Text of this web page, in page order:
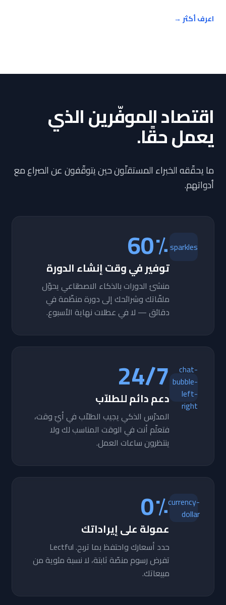
اعرف أكثر →
اقتصاد الموفّرين الذي
يعمل حقًا.
ما يحقّقه الخبراء المستقلّون حين يتوقّفون عن الصراع مع
أدواتهم.
sparkles60٪
توفير في وقت إنشاء الدورة
منشئ الدورات بالذكاء الاصطناعي يحوّل
ملفّاتك وشرائحك إلى دورة منظّمة في
دقائق — لا في عطلات نهاية الأسبوع.
chat-
bubble-
left-
right
24/7
دعم دائم للطلاّب
المدرّس الذكي يجيب الطلاّب في أيّ وقت،
فتعلّم أنت في الوقت المناسب لك ولا
ينتظرون ساعات العمل.
currency-
dollar
0٪
عمولة على إيراداتك
حدد أسعارك واحتفظ بما تربح. Lectful
تفرض رسوم منصّة ثابتة، لا نسبة مئوية من
مبيعاتك.